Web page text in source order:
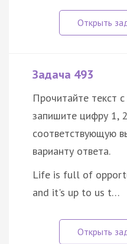
Задача 493
Прочитайте текст
запишите цифру 1,
соответствующую
варианту ответа.
Life is full of
and it's up to us t…